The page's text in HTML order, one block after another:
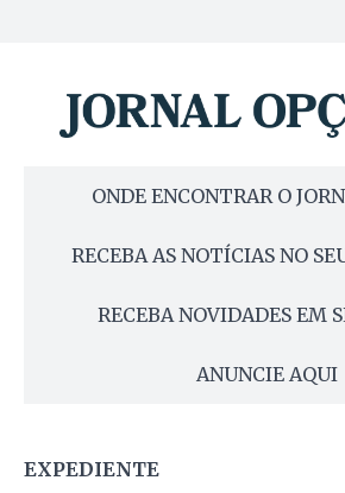
ONDE ENCONTRAR O
RECEBA AS NOTÍCIAS NO
RECEBA NOVIDADES EM
ANUNCIE AQUI
EXPEDIENTE